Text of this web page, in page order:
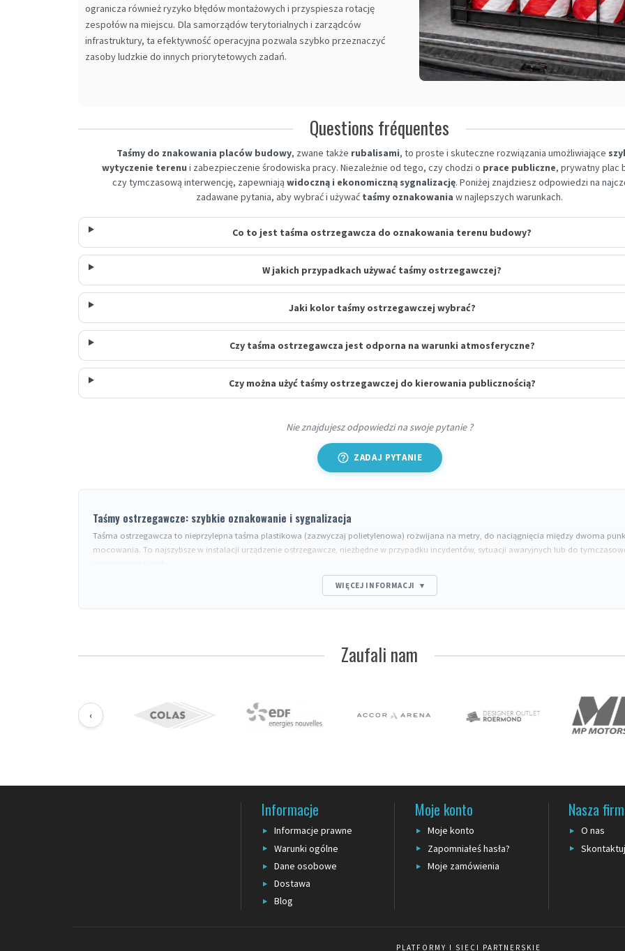
ogranicza również ryzyko błędów montażowych i przyspiesza rotację
zespołów na miejscu. Dla samorządów terytorialnych i zarządców
infrastruktury, ta efektywność operacyjna pozwala szybko przeznaczyć
zasoby ludzkie do innych priorytetowych zadań.
Questions fréquentes
Taśmy do znakowania placów budowy, zwane także rubalisami, to proste i skuteczne rozwiązania umożliwiające
wytyczenie terenu i zabezpieczenie środowiska pracy. Niezależnie od tego, czy chodzi o prace publiczne, prywatny plac
czy tymczasową interwencję, zapewniają widoczną i ekonomiczną sygnalizację. Poniżej znajdziesz odpowiedzi na
zadawane pytania, aby wybrać i używać taśmy oznakowania w najlepszych warunkach.
Co to jest taśma ostrzegawcza do oznakowania terenu budowy?
W jakich przypadkach używać taśmy ostrzegawczej?
Jaki kolor taśmy ostrzegawczej wybrać?
Czy taśma ostrzegawcza jest odporna na warunki atmosferyczne?
Czy można użyć taśmy ostrzegawczej do kierowania publicznością?
Nie znajdujesz odpowiedzi na swoje pytanie ?
help_outline ZADAJ PYTANIE
Taśmy ostrzegawcze: szybkie oznakowanie i sygnalizacja
Taśma ostrzegawcza to nieprzylepna taśma plastikowa (zazwyczaj polietylenowa) rozwijana na metry, do naciągnięcia między dwoma
mocowania. To najszybsze w instalacji urządzenie ostrzegawcze, niezbędne w przypadku incydentów, sytuacji awaryjnych lub do
: 100 m (użycie okazjonalne), 250 m (budowa długotrwała), 500 m (roboty główne).
Z nadrukiem : "NIEBEZPIECZEŃSTWO", "UWAGA", "POLICJA" według wersji. Możliwość personalizacji w dużych seriach.
WIĘCEJ INFORMACJI ▾
Zaufali nam
‹
Informacje
Informacje prawne
Warunki ogólne
Dane osobowe
Dostawa
Blog
Moje konto
Moje konto
Zapomniałeś hasła?
Moje zamówienia
Nasza
O nas
PLATFORMY I SIECI PARTNERSKIE